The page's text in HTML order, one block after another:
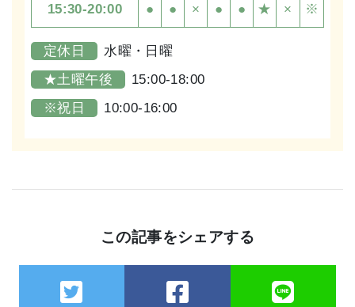
15:30-20:00 ● ● × ● ● ★ × ※
定休日
水曜・日曜
★土曜午後
15:00-18:00
※祝日
10:00-16:00
この記事をシェアする